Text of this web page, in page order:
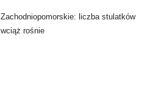
Zachodniopomorskie: liczba stulatków
wciąż rośnie